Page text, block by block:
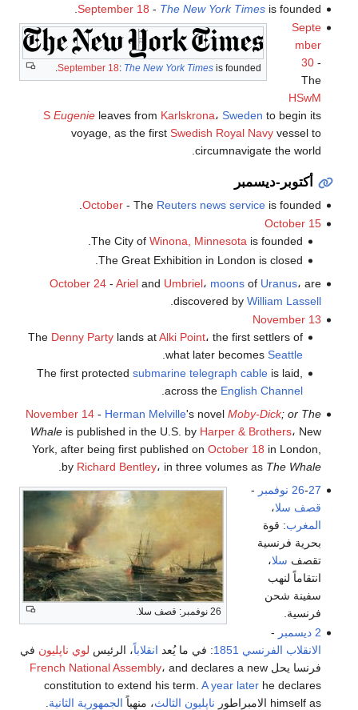
September 18 - The New York Timesis founded.
September 18: The New York Times is founded.
Septe
mber
30-
The
HSwM
S Eugenieleaves from Karlskrona، Sweden to begin its
voyage, as the first Swedish Royal Navyvessel to
circumnavigate the world.
أكتوبر-ديسمبر
October- The Reuters news serviceis founded.
October 15
The City ofWinona, Minnesota is founded.
The Great Exhibition in London is closed.
October 24- Arieland Umbriel، moonsof Uranus، are
discovered by William Lassell
November 13
The Denny Party lands atAlki Point، the first settlers of
what later becomesSeattle
.
The first protectedsubmarine telegraph cable is laid,
across the English Channel
.
November 14- Herman Melville's novel Moby-Dick; or The
Whaleis published in the U.S. by Harper & Brothers، New
York, after being first published on October 18 in London,
by Richard Bentley، in three volumes as The Whale
.
26 نوفمبر: قصف سلا.
26-27 نوفمبر
-
قصف سلا،
المغرب: قوة
بحرية فرنسية
تقصف سلا،
انتقاماً لنهب
سفينة شحن
فرنسية.
2 ديسمبر
-
الانقلاب الفرنسي 1851
: في ما يُعد انقلاباً، الرئيس لوي ناپليون في
فرنسا يحل
French National Assembly، and declares a new
constitution to extend his term. A year laterhe declares
himself as الامبراطور
ناپليون الثالث، منهياً الجمهورية الثانية